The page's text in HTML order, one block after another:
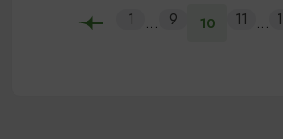
1 ... 9 10 11 ...